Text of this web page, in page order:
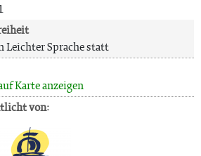
Sprache statt
Karte anzeigen
von: